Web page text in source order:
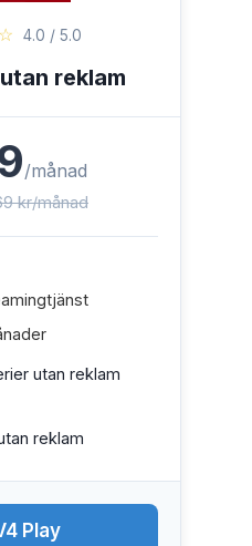
4.0 / 5.0
reklam
/månad
kr/månad
utan reklam
reklam
Play